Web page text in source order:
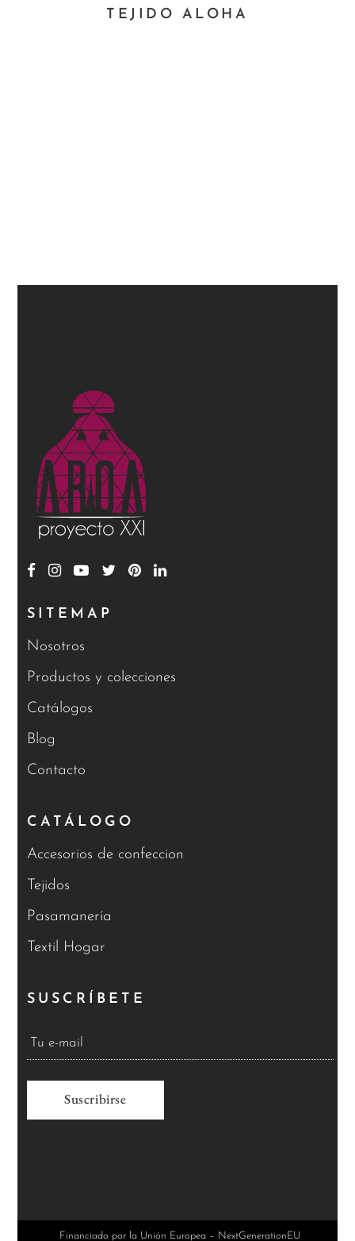
TEJIDO ALOHA
SITEMAP
Nosotros
Productos y colecciones
Catálogos
Blog
Contacto
CATÁLOGO
Accesorios de confeccion
Tejidos
Pasamanería
Textil Hogar
SUSCRÍBETE
Financiado por la Unión Europea – NextGenerationEU